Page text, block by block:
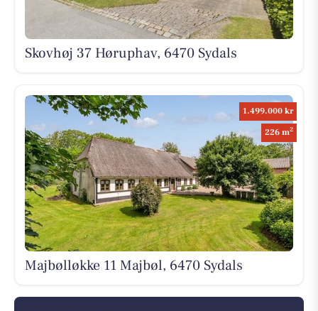
Skovhøj 37 Høruphav, 6470 Sydals
1.499.000 kr
226 m2
Majbølløkke 11 Majbøl, 6470 Sydals